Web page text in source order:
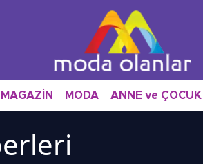
MAGAZİN MODA ANNE ve ÇOCUK